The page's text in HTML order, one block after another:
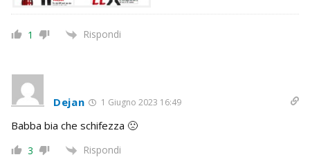
1 Rispondi
Dejan 1 Giugno 2023 16:49
Babba bia che schifezza 🙁
3 Rispondi